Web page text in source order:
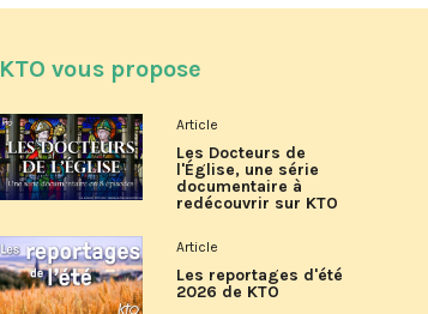
KTO vous propose
Article
Les Docteurs de
l'Église, une série
documentaire à
redécouvrir sur KTO
Article
Les reportages d'été
2026 de KTO